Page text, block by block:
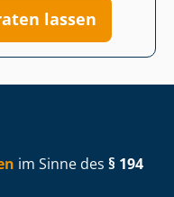
lassen
im Sinne des § 194